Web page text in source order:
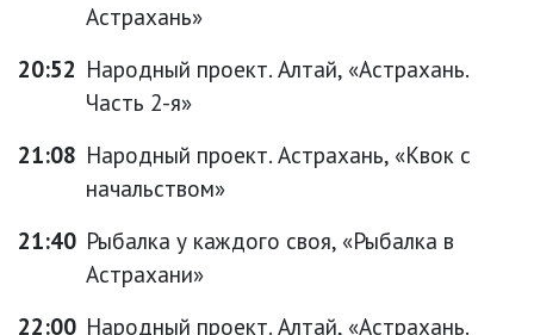
Астрахань»
20:52 Народный проект. Алтай, «Астрахань.
Часть 2-я»
21:08 Народный проект. Астрахань, «Квок с
начальством»
21:40 Рыбалка у каждого своя, «Рыбалка в
Астрахани»
22:00 Народный проект. Алтай, «Астрахань.